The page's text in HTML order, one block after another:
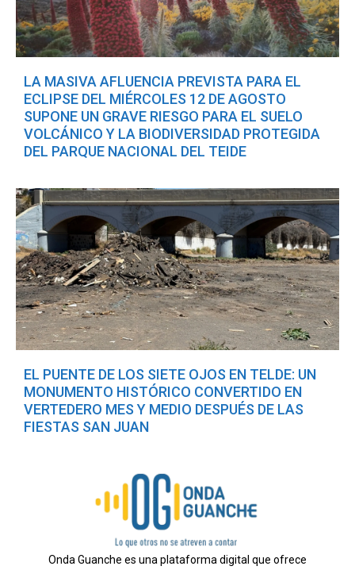
LA MASIVA AFLUENCIA PREVISTA PARA EL
ECLIPSE DEL MIÉRCOLES 12 DE AGOSTO
SUPONE UN GRAVE RIESGO PARA EL SUELO
VOLCÁNICO Y LA BIODIVERSIDAD PROTEGIDA
DEL PARQUE NACIONAL DEL TEIDE
EL PUENTE DE LOS SIETE OJOS EN TELDE: UN
MONUMENTO HISTÓRICO CONVERTIDO EN
VERTEDERO MES Y MEDIO DESPUÉS DE LAS
FIESTAS SAN JUAN
Onda Guanche es una plataforma digital que ofrece